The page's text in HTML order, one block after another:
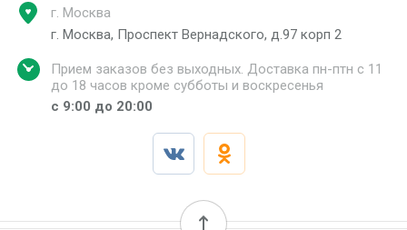
г. Москва
г. Москва, Проспект Вернадского, д.97 корп 2
Прием заказов без выходных. Доставка пн-птн с 11
до 18 часов кроме субботы и воскресенья
с 9:00 до 20:00